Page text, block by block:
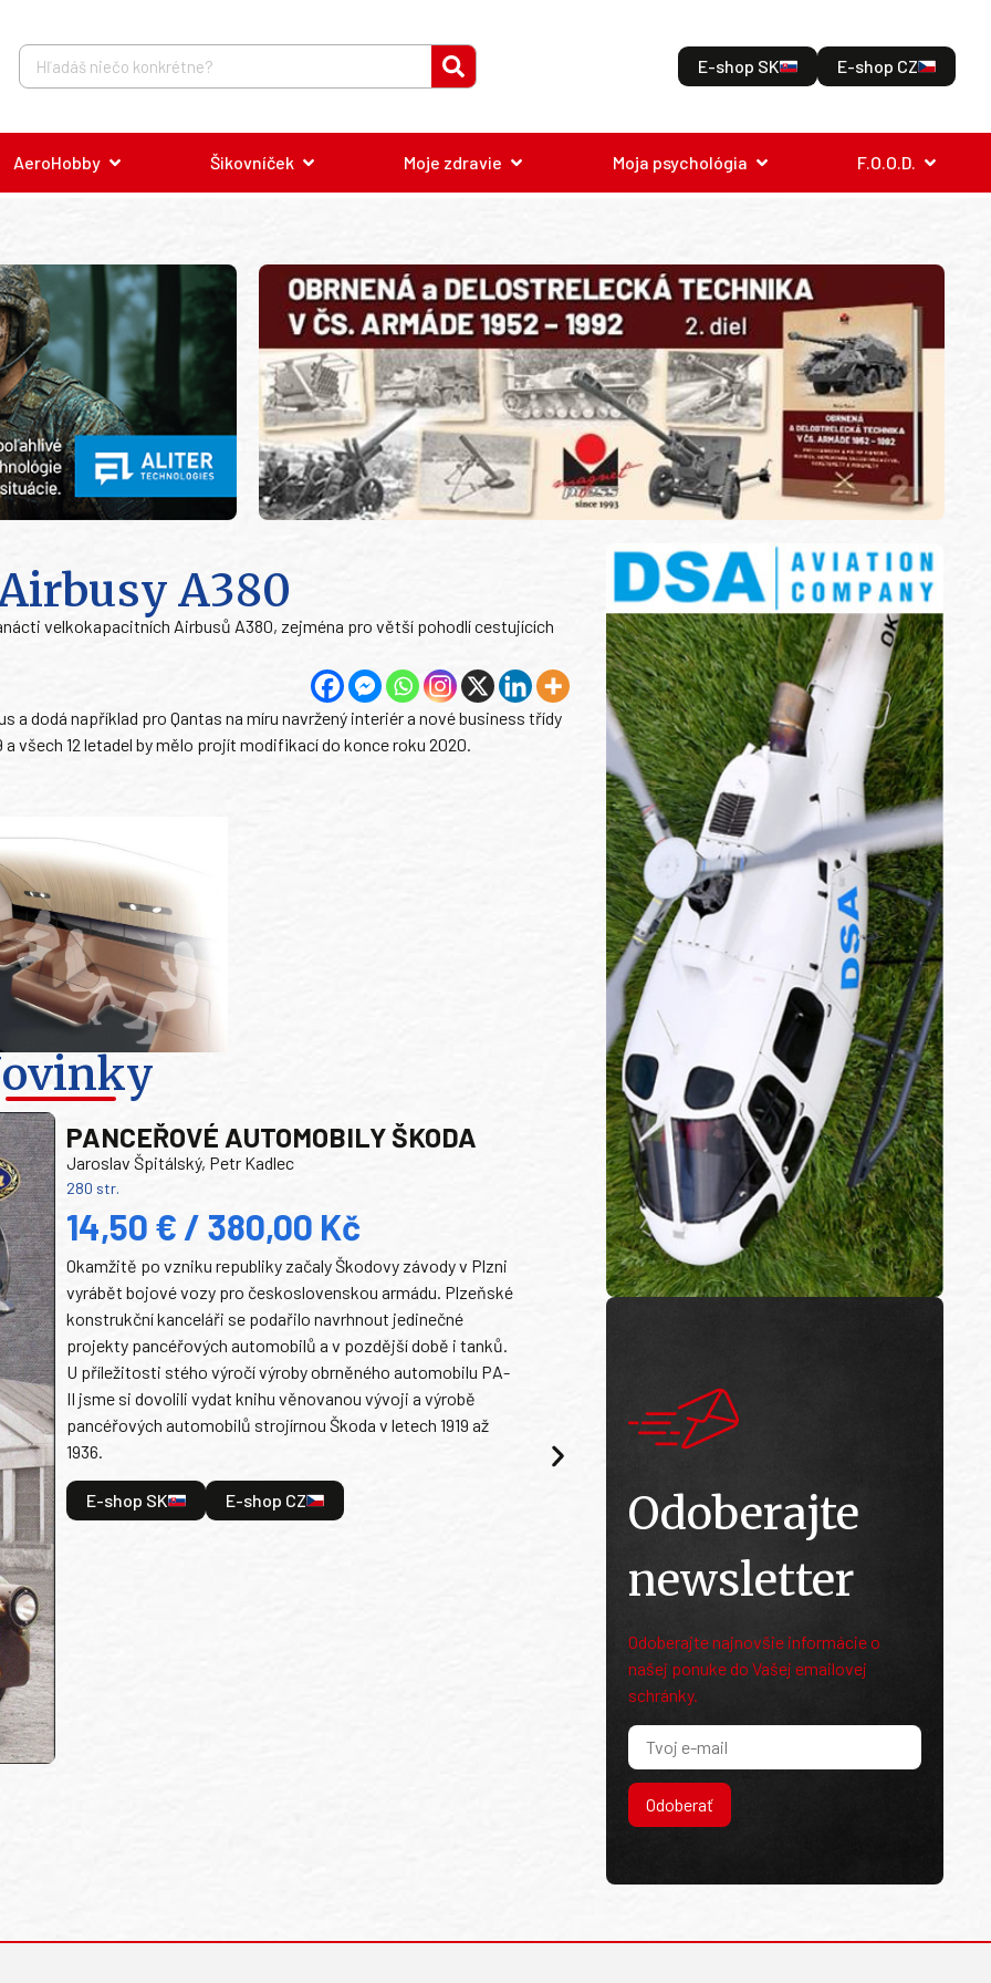
E-shop SK E-shop CZ
AeroHobby Šikovníček Moje zdravie Moja psychológia F.O.O.D.
A380
velkokapacitních Airbusů A380, zejména pro větší pohodlí cestujících
a dodá například pro Qantas na míru navržený interiér a nové business třídy
všech 12 letadel by mělo projít modifikací do konce roku 2020.
PANCEŘOVÉ AUTOMOBILY ŠKODA
Jaroslav Špitálský, Petr Kadlec
280 str.
14,50 € / 380,00 Kč
Okamžitě po vzniku republiky začaly Škodovy závody v Plzni
vyrábět bojové vozy pro československou armádu. Plzeňské
konstrukční kanceláři se podařilo navrhnout jedinečné
projekty pancéřových automobilů a v pozdější době i tanků.
U příležitosti stého výročí výroby obrněného automobilu PA-
II jsme si dovolili vydat knihu věnovanou vývoji a výrobě
pancéřových automobilů strojírnou Škoda v letech 1919 až
1936.
E-shop SK E-shop CZ
Odoberajte
newsletter
Odoberajte najnovšie informácie o
našej ponuke do Vašej emailovej
schránky.
Odoberať